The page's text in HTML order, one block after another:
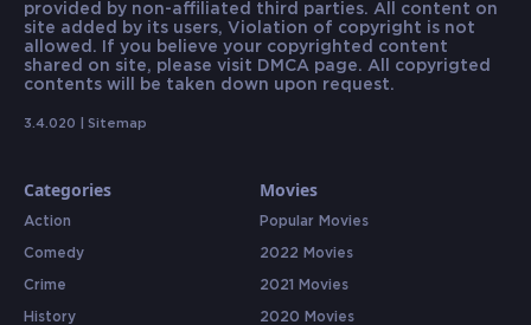
provided by non-affiliated third parties. All content on
site added by its users, Violation of copyright is not
allowed. If you believe your copyrighted content
shared on site, please visit DMCA page. All copyrigted
contents will be taken down upon request.
3.4.020 | Sitemap
Categories
Action
Comedy
Crime
History
Movies
Popular Movies
2022 Movies
2021 Movies
2020 Movies